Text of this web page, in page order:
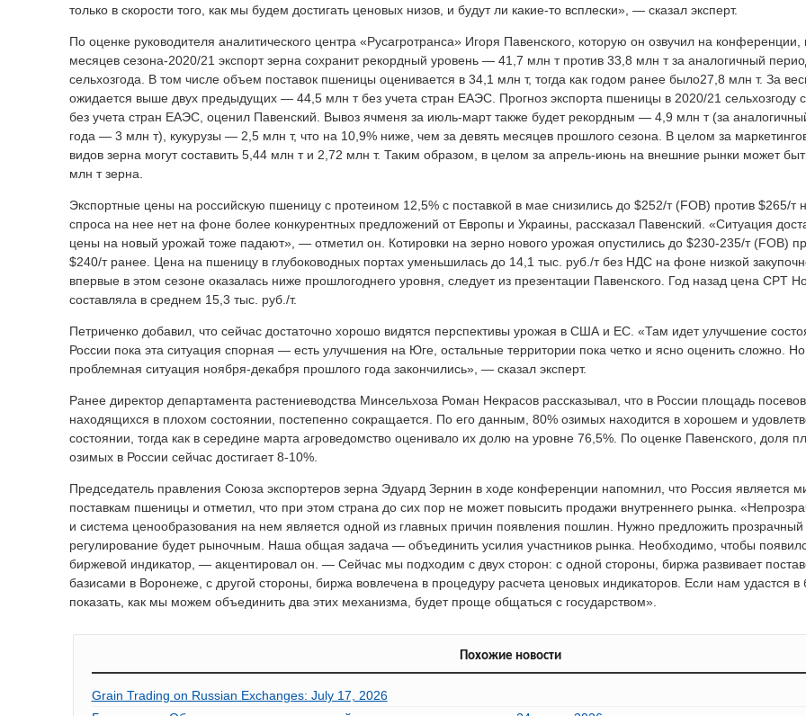
только в скорости того, как мы будем достигать ценовых низов, и будут ли какие-то всплески», — сказал эксперт.
По оценке руководителя аналитического центра «Русагротранса» Игоря Павенского, которую он озвучил на конференции,
месяцев сезона-2020/21 экспорт зерна сохранит рекордный уровень — 41,7 млн т против 33,8 млн т за аналогичный
сельхозгода. В том числе объем поставок пшеницы оценивается в 34,1 млн т, тогда как годом ранее было27,8 млн т. За
ожидается выше двух предыдущих — 44,5 млн т без учета стран ЕАЭС. Прогноз экспорта пшеницы в 2020/21 сельхозгоду
без учета стран ЕАЭС, оценил Павенский. Вывоз ячменя за июль-март также будет рекордным — 4,9 млн т (за
года — 3 млн т), кукурузы — 2,5 млн т, что на 10,9% ниже, чем за девять месяцев прошлого сезона. В целом за
видов зерна могут составить 5,44 млн т и 2,72 млн т. Таким образом, в целом за апрель-июнь на внешние рынки может
млн т зерна.
Экспортные цены на российскую пшеницу с протеином 12,5% с поставкой в мае снизились до $252/т (FOB) против $265/т
спроса на нее нет на фоне более конкурентных предложений от Европы и Украины, рассказал Павенский. «Ситуация
цены на новый урожай тоже падают», — отметил он. Котировки на зерно нового урожая опустились до $230-235/т (FOB)
$240/т ранее. Цена на пшеницу в глубоководных портах уменьшилась до 14,1 тыс. руб./т без НДС на фоне низкой
впервые в этом сезоне оказалась ниже прошлогоднего уровня, следует из презентации Павенского. Год назад цена CPT
составляла в среднем 15,3 тыс. руб./т.
Петриченко добавил, что сейчас достаточно хорошо видятся перспективы урожая в США и ЕС. «Там идет улучшение
России пока эта ситуация спорная — есть улучшения на Юге, остальные территории пока четко и ясно оценить сложно.
проблемная ситуация ноября-декабря прошлого года закончились», — сказал эксперт.
Ранее директор департамента растениеводства Минсельхоза Роман Некрасов рассказывал, что в России площадь
находящихся в плохом состоянии, постепенно сокращается. По его данным, 80% озимых находится в хорошем и
состоянии, тогда как в середине марта агроведомство оценивало их долю на уровне 76,5%. По оценке Павенского, доля
озимых в России сейчас достигает 8-10%.
Председатель правления Союза экспортеров зерна Эдуард Зернин в ходе конференции напомнил, что Россия является
поставкам пшеницы и отметил, что при этом страна до сих пор не может повысить продажи внутреннего рынка.
и система ценообразования на нем является одной из главных причин появления пошлин. Нужно предложить прозрачный
регулирование будет рыночным. Наша общая задача — объединить усилия участников рынка. Необходимо, чтобы
биржевой индикатор, — акцентировал он. — Сейчас мы подходим с двух сторон: с одной стороны, биржа развивает
базисами в Воронеже, с другой стороны, биржа вовлечена в процедуру расчета ценовых индикаторов. Если нам удастся
показать, как мы можем объединить два этих механизма, будет проще общаться с государством».
Похожие новости
Grain Trading on Russian Exchanges: July 17, 2026